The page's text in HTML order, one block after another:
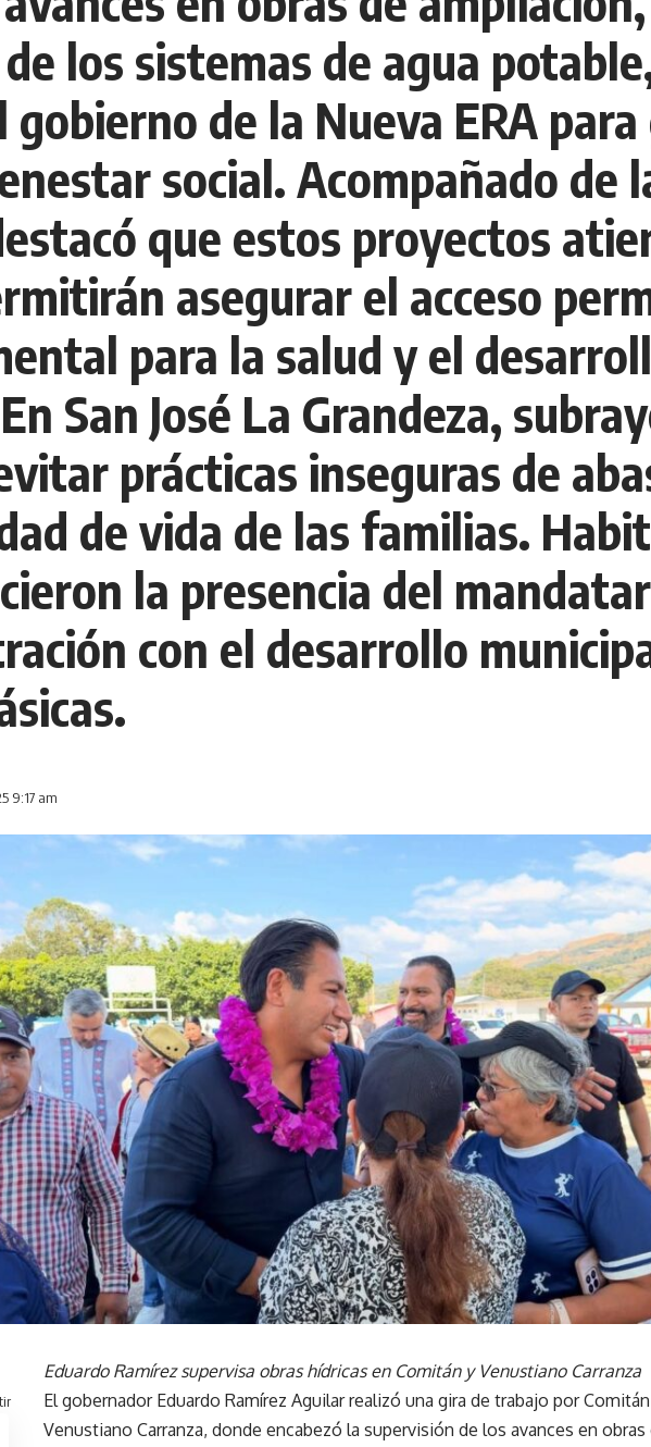
los sistemas de agua
de la Nueva ERA
social. Acompañado de
que estos proyectos
asegurar el acceso
para la salud y el
San José La Grandeza,
prácticas inseguras de
de vida de las familias.
la presencia del
con el desarrollo
9:17 am
Eduardo Ramírez supervisa obras hídricas en Comitán y Venustiano Carranza
El gobernador Eduardo Ramírez Aguilar realizó una gira de trabajo por
Venustiano Carranza, donde encabezó la supervisión de los avances en